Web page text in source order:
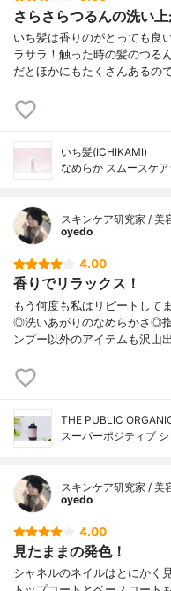
さらさらつるんの洗い上
いち髪は香りのがとっても良
ラサラ！触った時の髪のつる
だとほかにもたくさんあるの
いち髪(ICHIKAMI)
なめらか スムースケ
スキンケア研究家 / 美
oyedo
4.00
香りでリラックス！
もう何度も私はリピートして
◎洗いあがりのなめらかさ◎
ンプー以外のアイテムも沢山
THE PUBLIC
スーパーポジティブ
スキンケア研究家 / 美
oyedo
4.00
見たままの発色！
シャネルのネイルはとにかく